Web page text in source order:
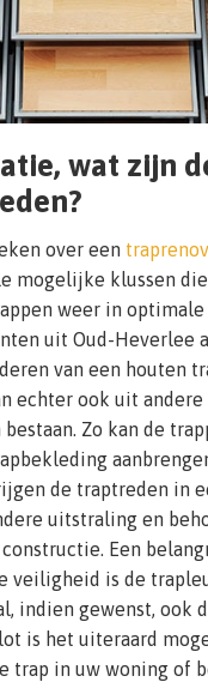
wat zijn
over een
mogelijke klussen
weer in optimale
uit Oud-Heverlee
van een houten
echter ook uit andere
Zo kan de
de traptreden in
uitstraling en
Een
veiligheid is de
indien gewenst, ook
is het uiteraard
trap in uw woning of